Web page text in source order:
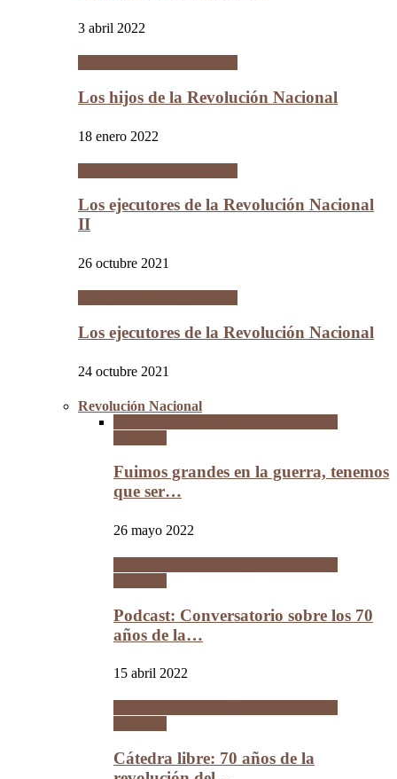
3 abril 2022
Los hijos de la Revolución Nacional
18 enero 2022
Los ejecutores de la Revolución Nacional
II
26 octubre 2021
Los ejecutores de la Revolución Nacional
24 octubre 2021
Revolución Nacional
Fuimos grandes en la guerra, tenemos
que ser…
26 mayo 2022
Podcast: Conversatorio sobre los 70
años de la…
15 abril 2022
Cátedra libre: 70 años de la